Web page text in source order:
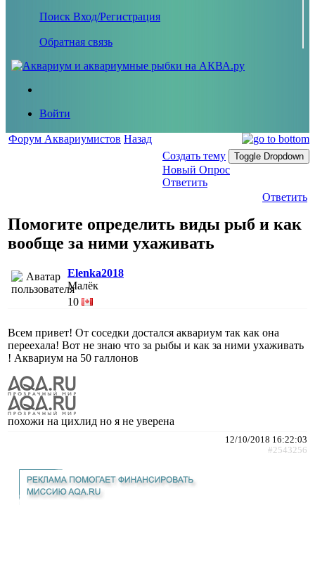
Поиск Вход/Регистрация
Обратная связь
Войти
Форум Аквариумистов Назад
Создать тему
Toggle Dropdown
Новый Опрос
Ответить
Ответить
Помогите определить виды рыб и как
вообще за ними ухаживать
Elenka2018
Малёк
10
Всем привет! От соседки достался аквариум так как она
переехала! Вот не знаю что за рыбы и как за ними ухаживать
! Аквариум на 50 галлонов
похожи на цихлид но я не уверена
12/10/2018 16:22:03
#2543256